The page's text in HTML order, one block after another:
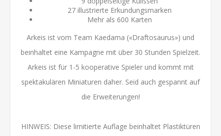
27 illustrierte Erkundungsmarken
Mehr als 600 Karten
Arkeis ist vom Team Kaedama («Draftosaurus») und
beinhaltet eine Kampagne mit über 30 Stunden Spielzeit.
Arkeis ist für 1-5 kooperative Spieler und kommt mit
spektakulären Miniaturen daher. Seid auch gespannt auf
die Erweiterungen!
HINWEIS: Diese limitierte Auflage beinhaltet Plastiktüren